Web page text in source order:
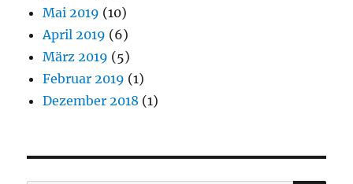
Mai 2019 (10)
April 2019 (6)
März 2019 (5)
Februar 2019 (1)
Dezember 2018 (1)